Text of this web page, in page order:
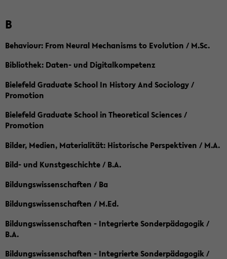
B
Behaviour: From Neural Mechanisms to Evolution / M.Sc.
Bibliothek: Daten- und Digitalkompetenz
Bielefeld Graduate School In History And Sociology /
Promotion
Bielefeld Graduate School in Theoretical Sciences /
Promotion
Bilder, Medien, Materialität: Historische Perspektiven / M.A.
Bild- und Kunstgeschichte / B.A.
Bildungswissenschaften / Ba
Bildungswissenschaften / M.Ed.
Bildungswissenschaften - Integrierte Sonderpädagogik /
B.A.
Bildungswissenschaften - Integrierte Sonderpädagogik /